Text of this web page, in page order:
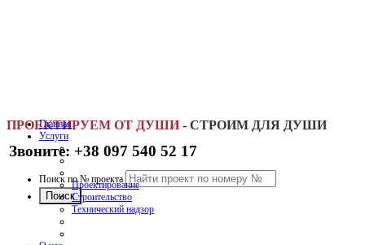
ПРОЕКТИРУЕМ ОТ ДУШИ - СТРОИМ ДЛЯ ДУШИ
Звоните: +38 097 540 52 17
Поиск по № проекта
Главная
Услуги
Проектирование
Строительство
Технический надзор